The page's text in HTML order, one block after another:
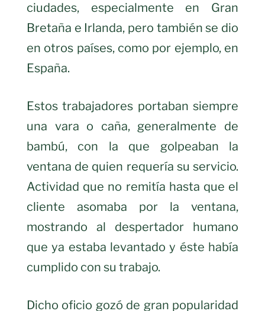
ciudades, especialmente en Gran
Bretaña e Irlanda, pero también se dio
en otros países, como por ejemplo, en
España.
Estos trabajadores portaban siempre
una vara o caña, generalmente de
bambú, con la que golpeaban la
ventana de quien requería su servicio.
Actividad que no remitía hasta que el
cliente asomaba por la ventana,
mostrando al despertador humano
que ya estaba levantado y éste había
cumplido con su trabajo.
Dicho oficio gozó de gran popularidad